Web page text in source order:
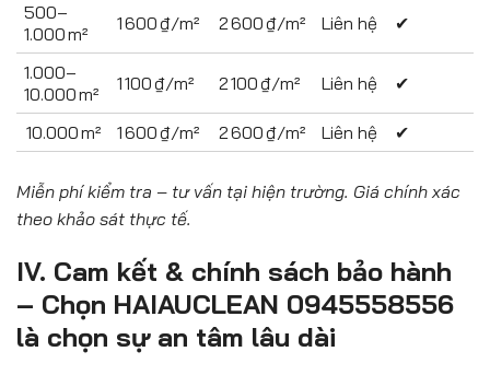
500–
1.000 m²
1 600 ₫/m² 2 600 ₫/m² Liên hệ ✔
1.000–
10.000 m²
1 100 ₫/m² 2 100 ₫/m² Liên hệ ✔
10.000 m² 1 600 ₫/m² 2 600 ₫/m² Liên hệ ✔
Miễn phí kiểm tra – tư vấn tại hiện trường. Giá chính xác
theo khảo sát thực tế.
IV. Cam kết & chính sách bảo hành
– Chọn HAIAUCLEAN 0945558556
là chọn sự an tâm lâu dài